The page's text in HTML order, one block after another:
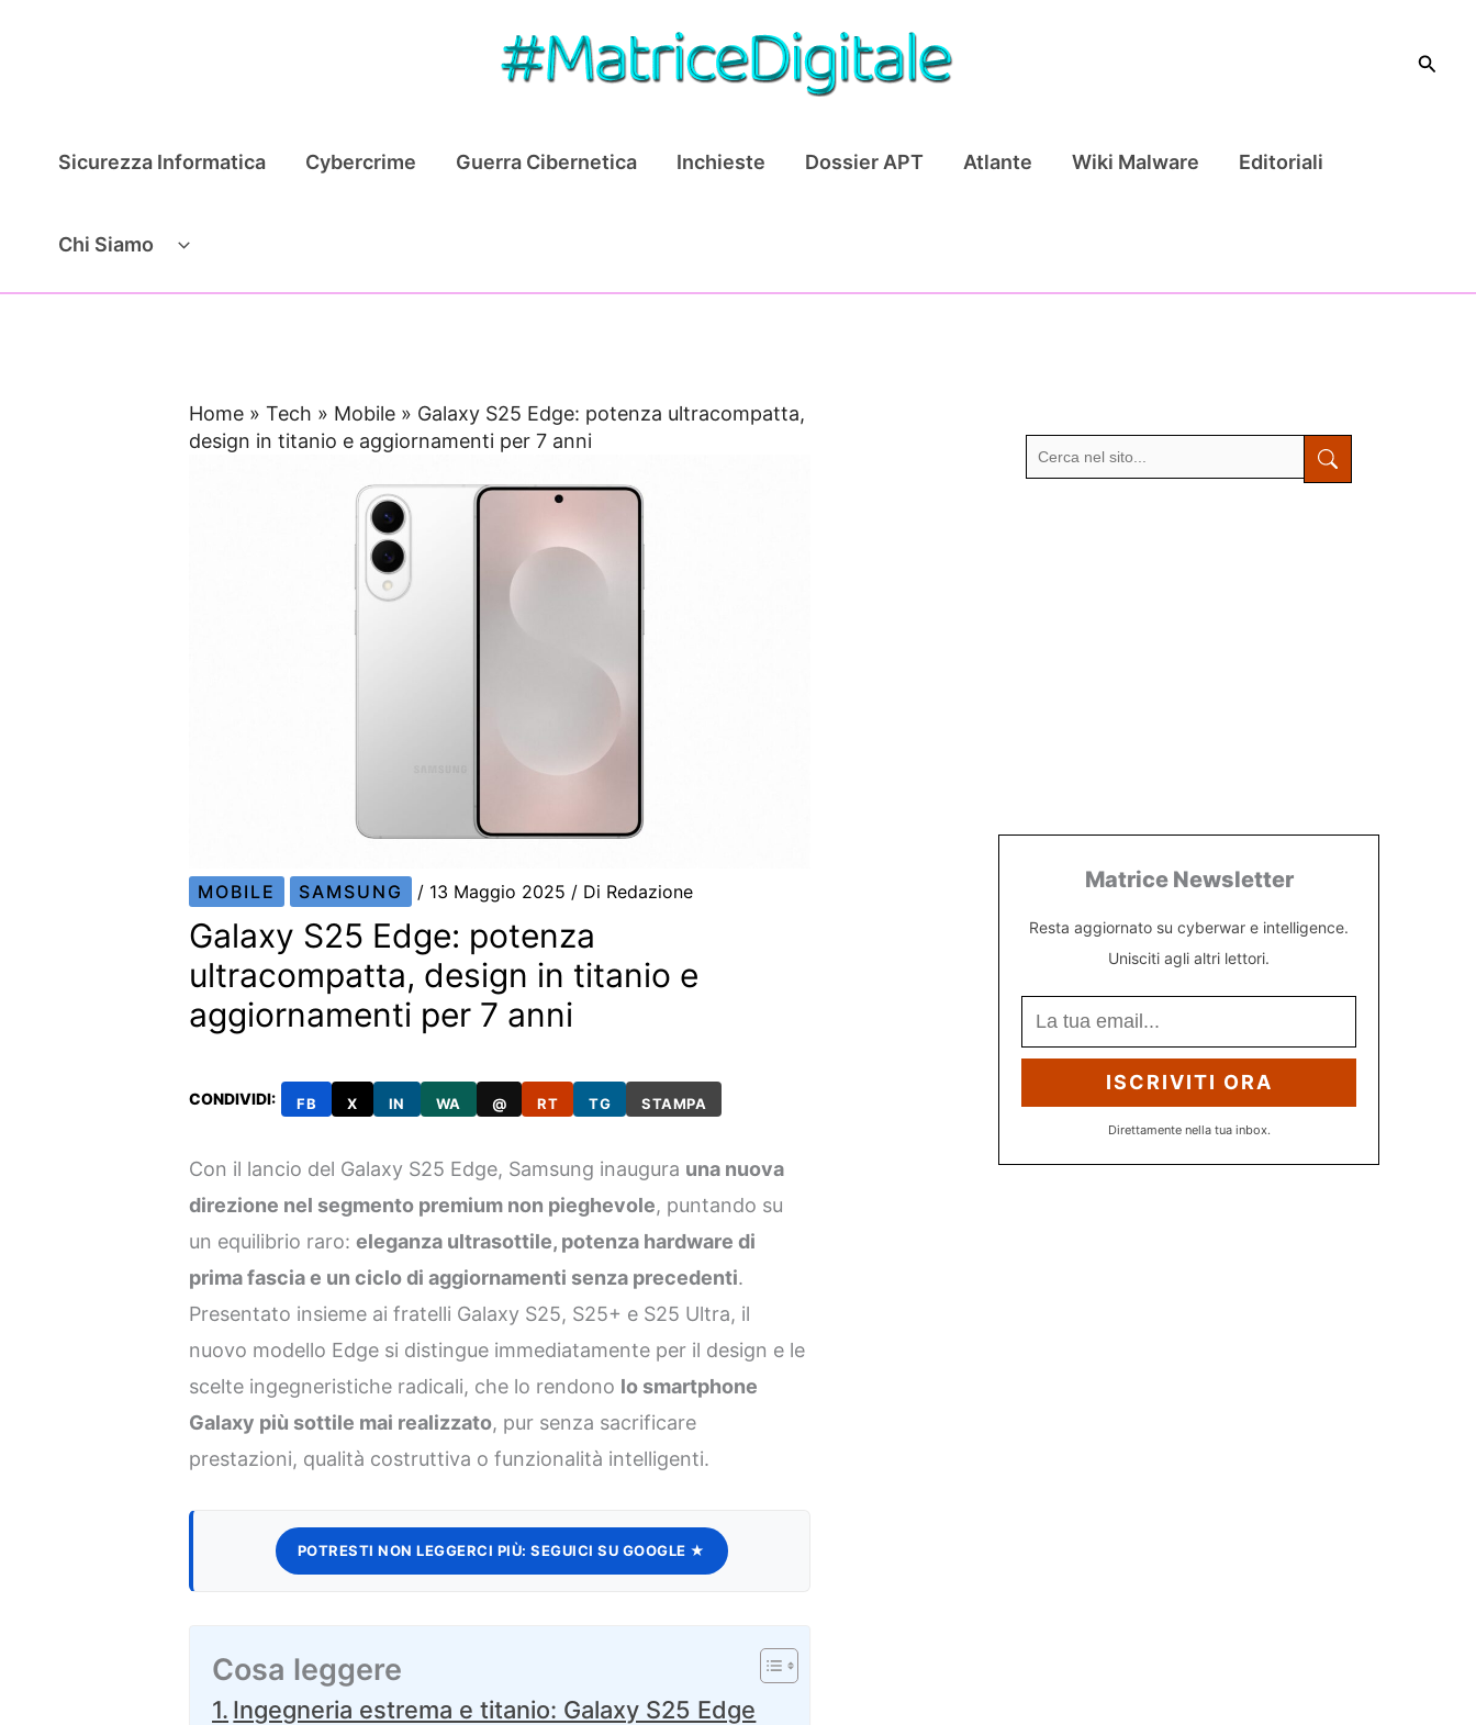
Cerca
Sicurezza Informatica Cybercrime Guerra Cibernetica Inchieste Dossier APT Atlante Wiki Malware Editoriali
Chi Siamo
Home »Tech » Mobile » Galaxy S25 Edge: potenza ultracompatta,
design in titanio e aggiornamenti per 7 anni
MOBILE SAMSUNG / 13 Maggio 2025 / Di Redazione
Galaxy S25 Edge: potenza
ultracompatta, design in titanio e
aggiornamenti per 7 anni
CONDIVIDI: FB X IN WA @ RT TG STAMPA
Con il lancio del Galaxy S25 Edge, Samsung inaugura una nuova
direzione nel segmento premium non pieghevole, puntando su
un equilibrio raro:eleganza ultrasottile, potenza hardware di
prima fascia e un ciclo di aggiornamenti senza precedenti.
Presentato insieme ai fratelli Galaxy S25, S25+ e S25 Ultra, il
nuovo modello Edge si distingue immediatamente per il design e le
scelte ingegneristiche radicali, che lo rendono lo smartphone
Galaxy più sottile mai realizzato, pur senza sacrificare
prestazioni, qualità costruttiva o funzionalità intelligenti.
POTRESTI NON LEGGERCI PIÙ: SEGUICI SU GOOGLE ★
Cosa leggere
Ingegneria estrema e titanio: Galaxy S25 Edge
Matrice Newsletter
Resta aggiornato su cyberwar e intelligence.
Unisciti agli altri lettori.
ISCRIVITI ORA
Direttamente nella tua inbox.